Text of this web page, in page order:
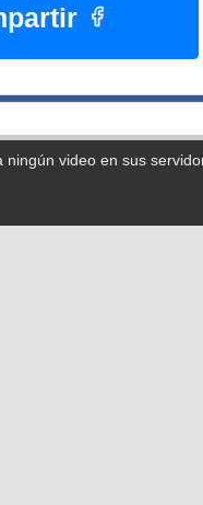
ningún video en sus